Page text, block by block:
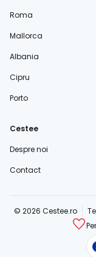
Roma
Mallorca
Albania
Cipru
Porto
Cestee
Despre noi
Contact
© 2026 Cestee.ro